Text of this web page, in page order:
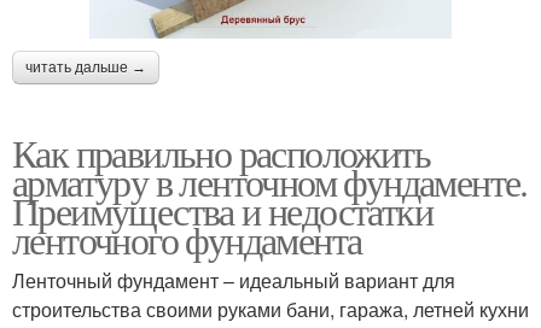
читать дальше →
Как правильно расположить
арматуру в ленточном фундаменте.
Преимущества и недостатки
ленточного фундамента
Ленточный фундамент – идеальный вариант для
строительства своими руками бани, гаража, летней кухни